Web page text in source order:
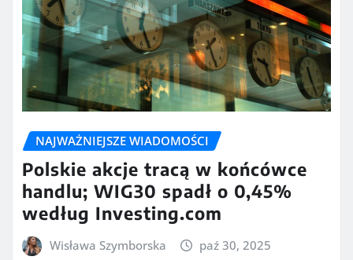
NAJWAŻNIEJSZE WIADOMOŚCI
Polskie akcje tracą w końcówce
handlu; WIG30 spadł o 0,45%
według Investing.com
Wisława Szymborska paź 30, 2025